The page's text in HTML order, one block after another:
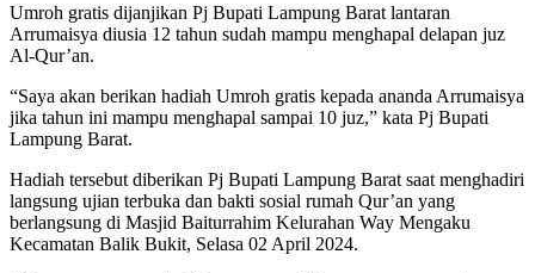
Umroh gratis dijanjikan Pj Bupati Lampung Barat lantaran
Arrumaisya diusia 12 tahun sudah mampu menghapal delapan juz
Al-Qur’an.
“Saya akan berikan hadiah Umroh gratis kepada ananda Arrumaisya
jika tahun ini mampu menghapal sampai 10 juz,” kata Pj Bupati
Lampung Barat.
Hadiah tersebut diberikan Pj Bupati Lampung Barat saat menghadiri
langsung ujian terbuka dan bakti sosial rumah Qur’an yang
berlangsung di Masjid Baiturrahim Kelurahan Way Mengaku
Kecamatan Balik Bukit, Selasa 02 April 2024.